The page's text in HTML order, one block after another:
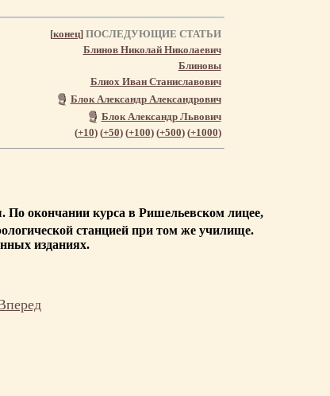
[конец]ПОСЛЕДУЮЩИЕ СТАТЬИ
Блинов Николай Николаевич
Блиновы
Блиох Иван Станиславович
Блок Александр Александрович
Блок Александр Львович
(+10) (+50) (+100) (+500) (+1000)
По окончании курса в Ришельевском лицее,
станцией при том же училище.
изданиях.